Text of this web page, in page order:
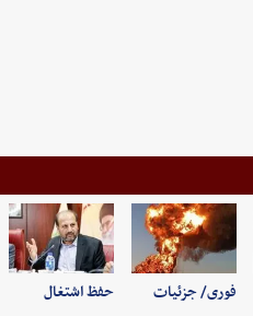
فوری/ جزئیات
حفظ اشتغال